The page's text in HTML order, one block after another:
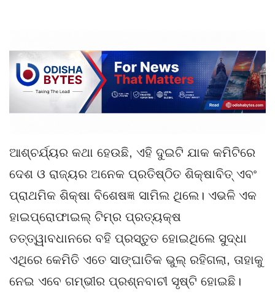
ଆଶ୍ଚର୍ଯ୍ୟର କଥା ହେଉଛି, ଏହି ଦୁଇଟି ଯାକ କମିଟିରେ
ଦେଶ ଓ ରାଜ୍ୟର ଅନେକ ପ୍ରତିଷ୍ଠିତ ଶିକ୍ଷାବିତ୍ ଏବଂ
ପ୍ରାଥମିକ ଶିକ୍ଷା ବିଶେଷଜ୍ଞ ସାମିଲ ଥିଲେ। ଏଭଳି ଏକ
ହାଇପ୍ରୋଫାଇଲ୍ ଟିମ୍‌ର ପ୍ରତ୍ୟକ୍ଷ
ତତ୍ତ୍ୱାବଧାନରେ ବହି ପ୍ରସ୍ତୁତ ହୋଇଥିଲେ ସୁଦ୍ଧା
ଏଥିରେ କେମିତି ଏତେ ସାଙ୍ଘାତିକ ଭୁଲ୍ ରହିଗଲା, ତାହାକୁ
ନେଇ ଏବେ ଗମ୍ଭୀର ପ୍ରଶ୍ନବାଚୀ ସୃଷ୍ଟି ହୋଇଛି।